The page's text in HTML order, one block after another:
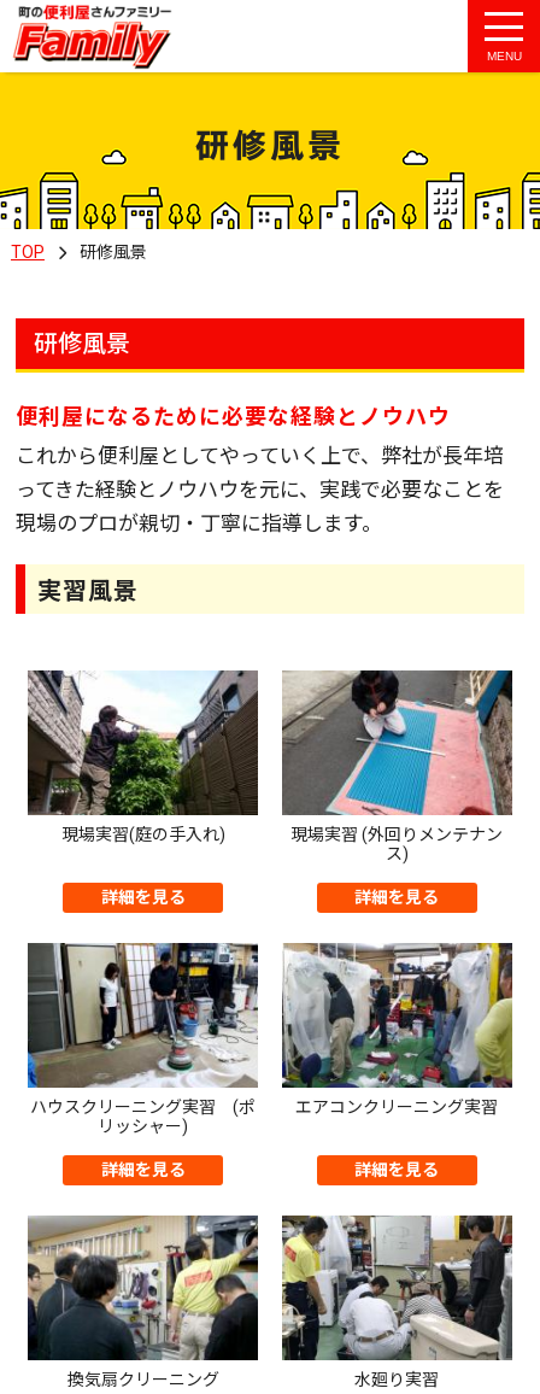
MENU
研修風景
TOP 研修風景
研修風景
便利屋になるために必要な経験とノウハウ
これから便利屋としてやっていく上で、弊社が長年培
ってきた経験とノウハウを元に、実践で必要なことを
現場のプロが親切・丁寧に指導します。
実習風景
現場実習(庭の手入れ)
詳細を見る
現場実習 (外回りメンテナン
ス)
詳細を見る
ハウスクリーニング実習 (ポ
リッシャー)
詳細を見る
エアコンクリーニング実習
詳細を見る
換気扇クリーニング 水廻り実習